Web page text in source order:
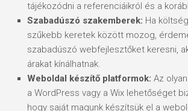
tájékozódni a referenciáikról és a
Szabadúszó szakemberek: Ha
szűkebb keretek között mozog,
szabadúszó webfejlesztőket keresni,
árakat kínálhatnak.
Weboldal készítő platformok: Az
a WordPress vagy a Wix lehetőséget
hogy saját magunk készítsük el a